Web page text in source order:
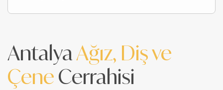
AntalyaAğız, Diş ve
Çene Cerrahisi